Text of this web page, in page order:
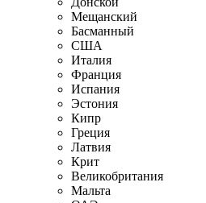
Мещанский
Басманный
США
Италия
Франция
Испания
Эстония
Кипр
Греция
Латвия
Крит
Великобритания
Мальта